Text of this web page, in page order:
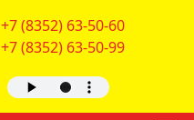
+7 (8352) 63-50-60
+7 (8352) 63-50-99